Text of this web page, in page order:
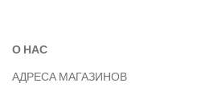
О НАС
АДРЕСА МАГАЗИНОВ